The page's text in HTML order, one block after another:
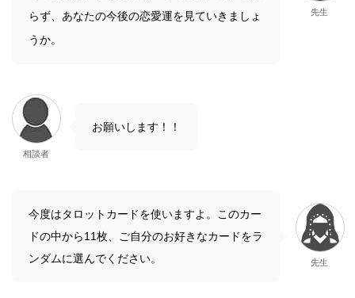
らず、あなたの今後の恋愛運を見ていきましょ
うか。
先生
相談者
お願いします！！
今度はタロットカードを使いますよ。このカー
ドの中から11枚、ご自分のお好きなカードをラ
ンダムに選んでください。
先生